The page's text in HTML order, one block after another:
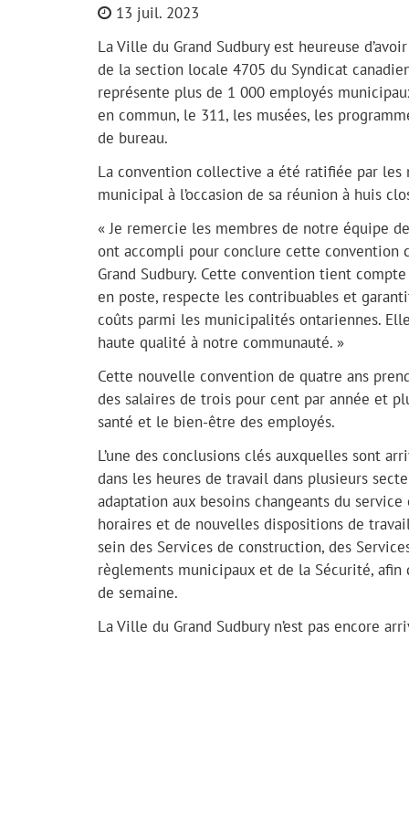
13 juil. 2023
La Ville du Grand Sudbury est heureuse
de la section locale 4705 du Syndicat
représente plus de 1 000 employés
en commun, le 311, les musées, les
de bureau.
La convention collective a été ratifiée par
municipal à l’occasion de sa réunion à huis
« Je remercie les membres de notre équipe
ont accompli pour conclure cette convention
Grand Sudbury. Cette convention tient
en poste, respecte les contribuables et
coûts parmi les municipalités ontariennes.
haute qualité à notre communauté. »
Cette nouvelle convention de quatre ans
des salaires de trois pour cent par année et
santé et le bien-être des employés.
L’une des conclusions clés auxquelles sont
dans les heures de travail dans plusieurs
adaptation aux besoins changeants du
horaires et de nouvelles dispositions de
sein des Services de construction, des
règlements municipaux et de la Sécurité, afin
de semaine.
La Ville du Grand Sudbury n’est pas encore